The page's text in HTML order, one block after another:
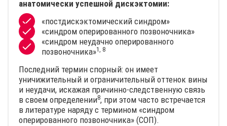
анатомически успешной дискэктомии:
«постдискэктомический синдром»
«синдром оперированного позвоночника»
«синдром неудачно оперированного
позвоночника»1, 8
Последний термин спорный: он имеет
уничижительный и ограничительный оттенок вины
и неудачи, искажая причинно-следственную связь
в своем определении8, при этом часто встречается
в литературе наряду с термином «синдром
оперированного позвоночника» (СОП).